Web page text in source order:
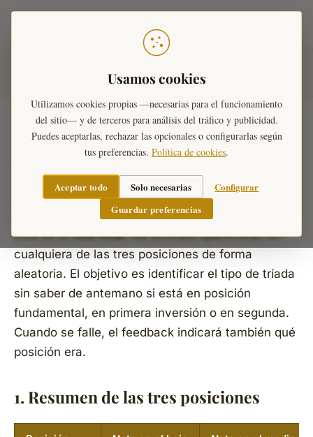
Usamos cookies
Utilizamos cookies propias —necesarias para el funcionamiento
del sitio— y de terceros para análisis del tráfico y publicidad.
Puedes aceptarlas, rechazar las opcionales o configurarlas según
tus preferencias. Política de cookies.
Aceptar todo Solo necesarias
Configurar
Guardar preferencias
Tríadas — las tres posiciones
Fundamental · 1ª Inversión · 2ª Inversión
Este es elreto final: los acordes aparecerán en
cualquiera de las tres posiciones de forma
aleatoria. El objetivo es identificar el tipo de tríada
sin saber de antemano si está en posición
fundamental, en primera inversión o en segunda.
Cuando se falle, el feedback indicará también qué
posición era.
1. Resumen de las tres posiciones